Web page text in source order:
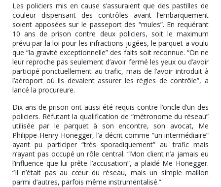
Les policiers mis en cause s’assuraient que des pastilles de
couleur dispensant des contrôles avant l’embarquement
soient apposées sur le passeport des “mules”. En requérant
10 ans de prison contre deux policiers, soit le maximum
prévu par la loi pour les infractions jugées, le parquet a voulu
que “la gravité exceptionnelle” des faits soit reconnue. “On ne
leur reproche pas seulement d’avoir fermé les yeux ou d’avoir
participé ponctuellement au trafic, mais de l’avoir introduit à
l’aéroport où ils devaient assurer les règles de contrôle”, a
lancé la procureure.
Dix ans de prison ont aussi été requis contre l’oncle d’un des
policiers. Réfutant la qualification de “métronome du réseau”
utilisée par le parquet à son encontre, son avocat, Me
Philippe-Henry Honegger, l’a décrit comme “un intermédiaire”
ayant pu participer “très sporadiquement” au trafic mais
n’ayant pas occupé un rôle central. “Mon client n’a jamais eu
l’influence que lui prête l’accusation”, a plaidé Me Honegger.
“Il n’était pas au cœur du réseau, mais un simple maillon
parmi d’autres, parfois même instrumentalisé.”